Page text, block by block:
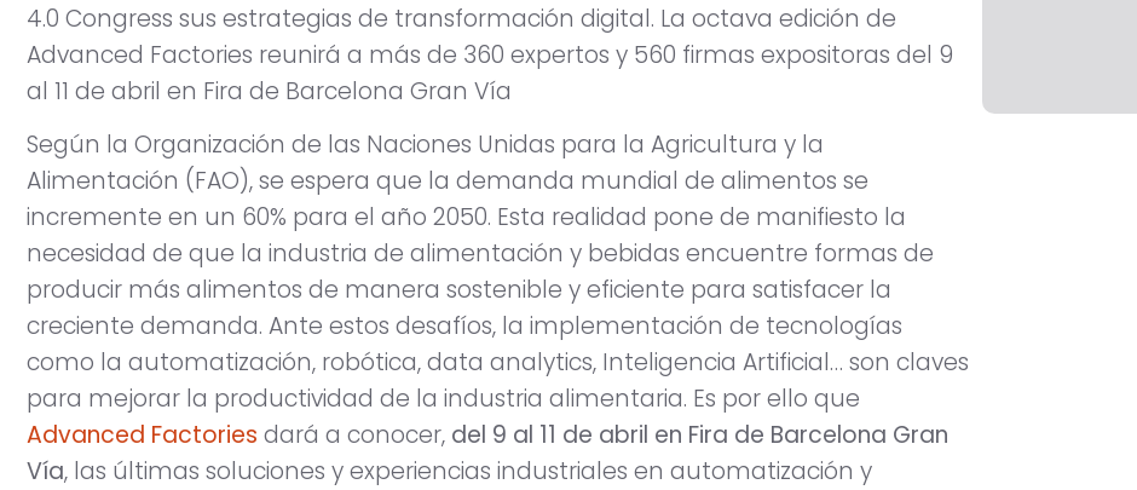
4.0 Congress sus estrategias de transformación digital. La octava edición de
Advanced Factories reunirá a más de 360 expertos y 560 firmas expositoras del 9
al 11 de abril en Fira de Barcelona Gran Vía
Según la Organización de las Naciones Unidas para la Agricultura y la
Alimentación (FAO), se espera que la demanda mundial de alimentos se
incremente en un 60% para el año 2050. Esta realidad pone de manifiesto la
necesidad de que la industria de alimentación y bebidas encuentre formas de
producir más alimentos de manera sostenible y eficiente para satisfacer la
creciente demanda. Ante estos desafíos, la implementación de tecnologías
como la automatización, robótica, data analytics, Inteligencia Artificial… son claves
para mejorar la productividad de la industria alimentaria. Es por ello que
Advanced Factories dará a conocer, del 9 al 11 de abril en Fira de Barcelona Gran
Vía, las últimas soluciones y experiencias industriales en automatización y